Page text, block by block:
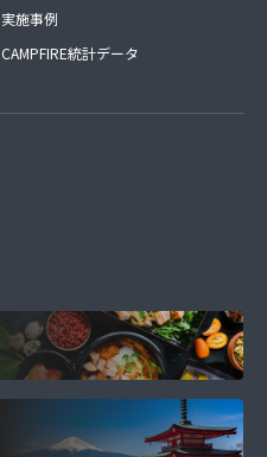
実施事例
CAMPFIRE統計データ